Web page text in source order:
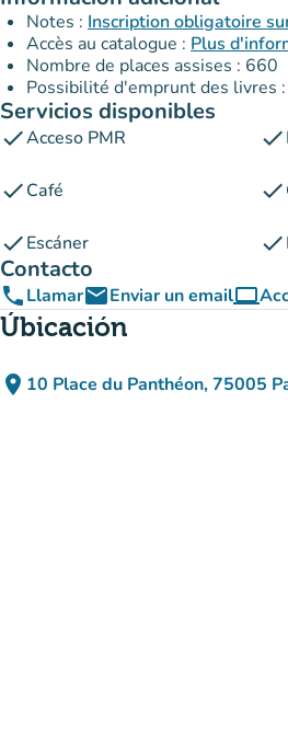
Notes : Inscription obligatoire
Accès au catalogue : Plus
Nombre de places assises : 660
Possibilité d'emprunt des livres
Servicios disponibles
checkAcceso PMR check
checkCafé check
checkEscáner check
Contacto
phoneLlamaremailEnviar un emailcomputer
Úbicación
place 10 Place du Panthéon, 75005
(abrir en
(nueva